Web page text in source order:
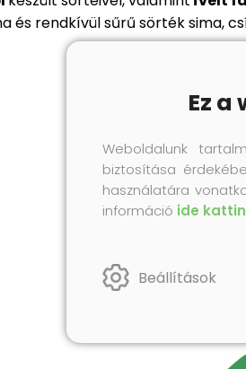
és rendkívül sűrű sörték sima,
Ez
Weboldalunk
biztosítása
használatára
információ ide
Beállítások